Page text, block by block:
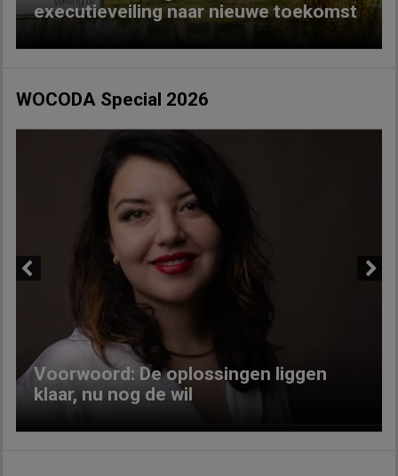
executieveiling naar nieuwe toekomst
WOCODA Special 2026
Voorwoord: De oplossingen liggen
klaar, nu nog de wil